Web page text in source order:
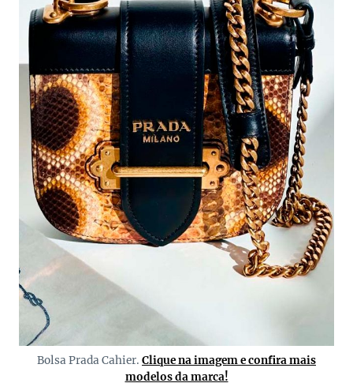
Bolsa Prada Cahier. Clique na imagem e confira mais
modelos da marca!